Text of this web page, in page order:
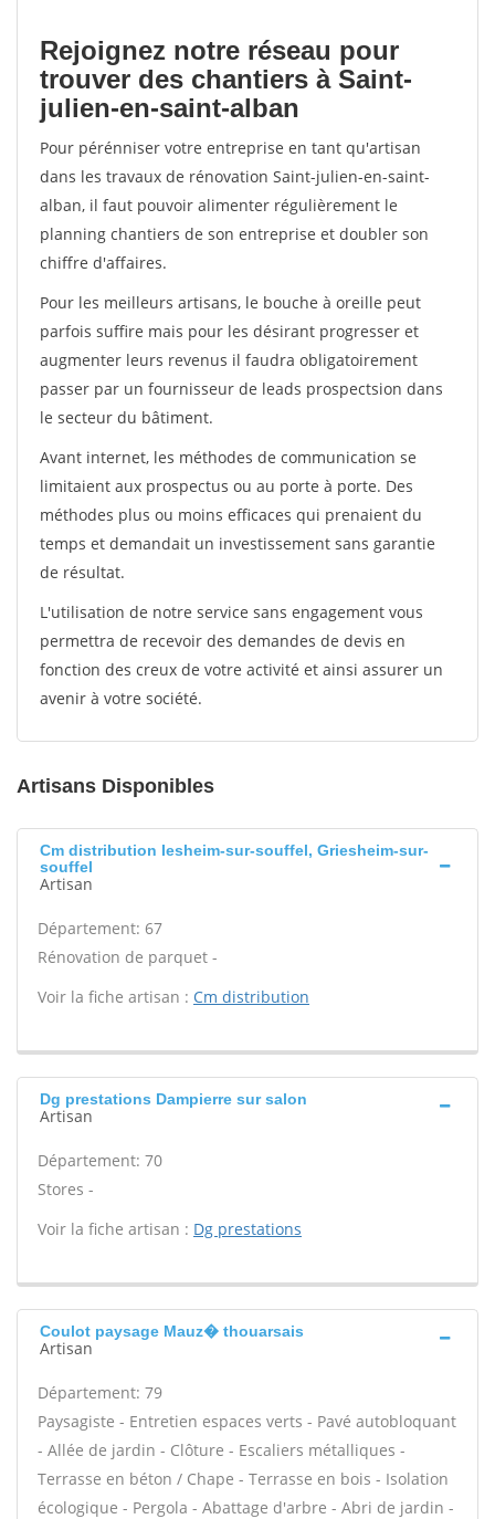
Rejoignez notre réseau pour
trouver des chantiers à Saint-
julien-en-saint-alban
Pour pérénniser votre entreprise en tant qu'artisan
dans les travaux de rénovation Saint-julien-en-saint-
alban, il faut pouvoir alimenter régulièrement le
planning chantiers de son entreprise et doubler son
chiffre d'affaires.
Pour les meilleurs artisans, le bouche à oreille peut
parfois suffire mais pour les désirant progresser et
augmenter leurs revenus il faudra obligatoirement
passer par un fournisseur de leads prospectsion dans
le secteur du bâtiment.
Avant internet, les méthodes de communication se
limitaient aux prospectus ou au porte à porte. Des
méthodes plus ou moins efficaces qui prenaient du
temps et demandait un investissement sans garantie
de résultat.
L'utilisation de notre service sans engagement vous
permettra de recevoir des demandes de devis en
fonction des creux de votre activité et ainsi assurer un
avenir à votre société.
Artisans Disponibles
Cm distribution Iesheim-sur-souffel, Griesheim-sur-
souffel
Artisan
Département: 67
Rénovation de parquet -
Voir la fiche artisan : Cm distribution
Dg prestations Dampierre sur salon
Artisan
Département: 70
Stores -
Voir la fiche artisan : Dg prestations
Coulot paysage Mauz� thouarsais
Artisan
Département: 79
Paysagiste - Entretien espaces verts - Pavé autobloquant
- Allée de jardin - Clôture - Escaliers métalliques -
Terrasse en béton / Chape - Terrasse en bois - Isolation
écologique - Pergola - Abattage d'arbre - Abri de jardin -